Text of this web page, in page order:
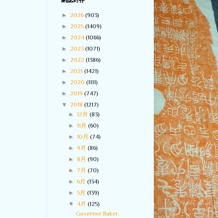
► 2026 (903)
► 2025 (1409)
► 2024 (1066)
► 2023 (1071)
► 2022 (1386)
► 2021 (1421)
► 2020 (1111)
► 2019 (747)
▼ 2018 (1217)
►12月(83)
►11月(60)
►10月(74)
►9月(86)
► 8月(90)
► 7月(70)
►6月(134)
►5月(139)
▼ 4月(125)
Governor Baker,